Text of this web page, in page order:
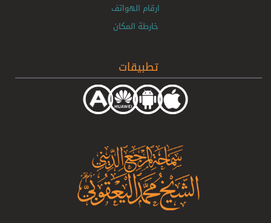
ارقام الهواتف
خارطة المكان
تطبيقات